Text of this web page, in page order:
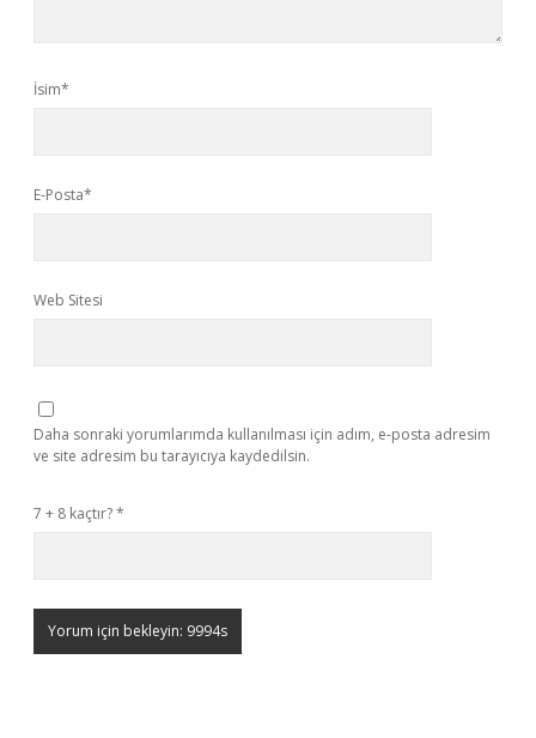
İsim*
E-Posta*
Web Sitesi
Daha sonraki yorumlarımda kullanılması için adım, e-posta adresim
ve site adresim bu tarayıcıya kaydedilsin.
7 + 8 kaçtır?*